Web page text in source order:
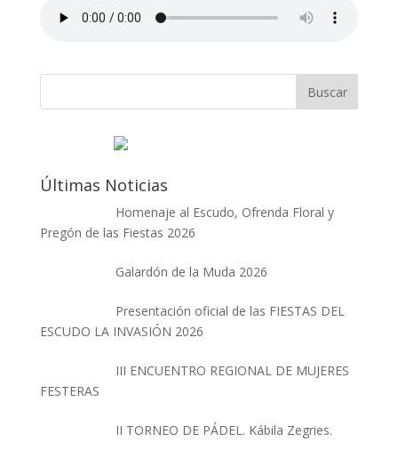
Últimas Noticias
Homenaje al Escudo, Ofrenda Floral y
Pregón de las Fiestas 2026
Galardón de la Muda 2026
Presentación oficial de las FIESTAS DEL
ESCUDO LA INVASIÓN 2026
III ENCUENTRO REGIONAL DE MUJERES
FESTERAS
II TORNEO DE PÁDEL. Kábila Zegries.